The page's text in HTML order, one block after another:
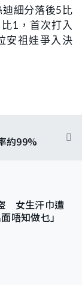
細分落後5比
1，首次打入
安祖娃爭入決
約99%
女生汗巾遭
唔知做乜」